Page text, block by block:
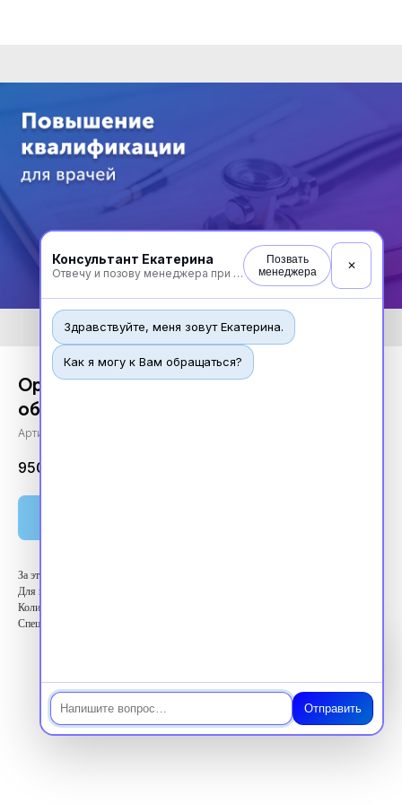
Консультант Екатерина
Отвечу и позову менеджера при необходимости
Позвать
менеджера
✕
Здравствуйте, меня зовут Екатерина.
Как я могу к Вам обращаться?
Отправить
Организация здравоохранения и
общественное здоровье
Артикул:
9500.00
За этот курс вы получите 144 балла ЗЕТ
Для кого: Высший медицинский персонал
Количество баллов: 144 ЗЕТ
Специальность: Организация здравоохранения и общественное здоровье